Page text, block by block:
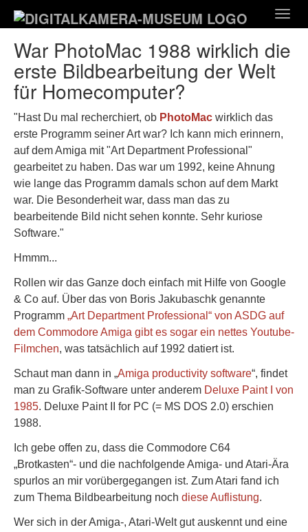
Hauptinhalt
War PhotoMac 1988 wirklich die
erste Bildbearbeitung der Welt
für Homecomputer?
"Hast Du mal recherchiert, ob PhotoMac wirklich das
erste Programm seiner Art war? Ich kann mich erinnern,
auf dem Amiga mit "Art Department Professional"
gearbeitet zu haben. Das war um 1992, keine Ahnung
wie lange das Programm damals schon auf dem Markt
war. Die Besonderheit war, dass man das zu
bearbeitende Bild nicht sehen konnte. Sehr kuriose
Software."
Hmmm...
Rollen wir das Ganze doch einfach mit Hilfe von Google
& Co auf. Über das von Boris Jakubaschk genannte
Programm „Art Department Professional“ von ASDG auf
dem Commodore Amiga gibt es sogar ein nettes Youtube-
Filmchen, was tatsächlich auf 1992 datiert ist.
Schaut man dann in „Amiga productivity software“, findet
man zu Grafik-Software unter anderem Deluxe Paint I von
1985. Deluxe Paint II for PC (= MS DOS 2.0) erschien
1988.
Ich gebe offen zu, dass die Commodore C64
„Brotkasten“- und die nachfolgende Amiga- und Atari-Ära
spurlos an mir vorübergegangen ist. Zum Atari fand ich
zum Thema Bildbearbeitung noch diese Auflistung.
Wer sich in der Amiga-, Atari-Welt gut auskennt und eine